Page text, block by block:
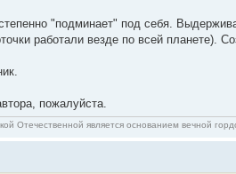
"подминает" под себя.
работали везде по всей планете).
пожалуйста.
Отечественной является основанием вечной